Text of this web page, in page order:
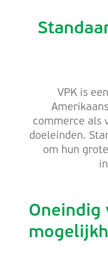
VPK is
commerce als
doeleinden.
om hun
Oneindig